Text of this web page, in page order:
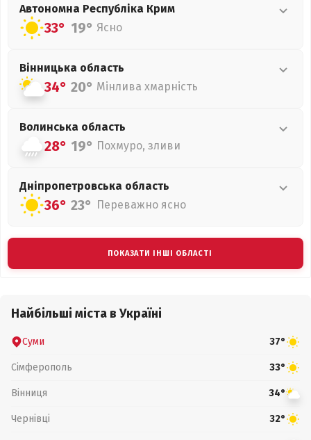
Автономна Республіка Крим
33° 19° Ясно
Вінницька область
34° 20° Мінлива хмарність
Волинська область
28° 19° Похмуро, зливи
Дніпропетровська область
36° 23° Переважно ясно
ПОКАЗАТИ ІНШІ ОБЛАСТІ
Найбільші міста в Україні
Суми 37°
Сімферополь 33°
Вінниця 34°
Чернівці 32°